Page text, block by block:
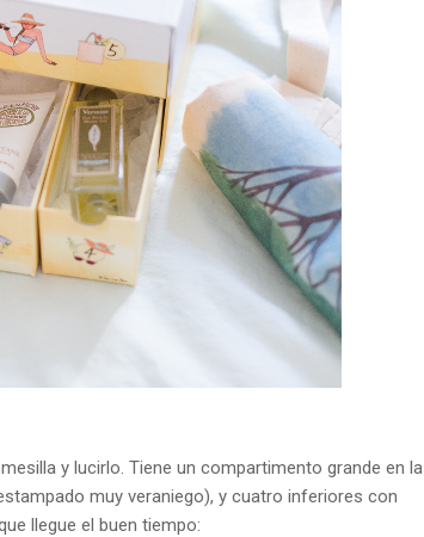
y lucirlo. Tiene un compartimento grande en la
muy veraniego), y cuatro inferiores con
llegue el buen tiempo: